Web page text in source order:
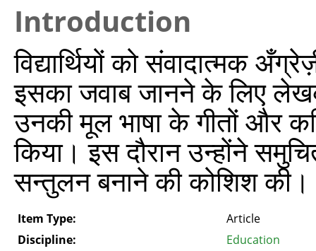
Introduction
विद्यार्थियों को संवादात्मक
इसका जवाब जानने के लिए लेखक
उनकी मूल भाषा के गीतों और
किया। इस दौरान उन्होंने
सन्तुलन बनाने की कोशिश की।
Item Type:
Article
Discipline:
Education